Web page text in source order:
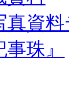
真資
珠』